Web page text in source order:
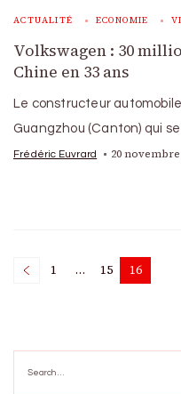
ACTUALITÉ ECONOMIE
Volkswagen : 30
Chine en 33 ans
Le constructeur
Guangzhou (Canton) qui se
Frédéric Euvrard 20 novembre
Posts
Page
1 … Page
15 Page
16
for: